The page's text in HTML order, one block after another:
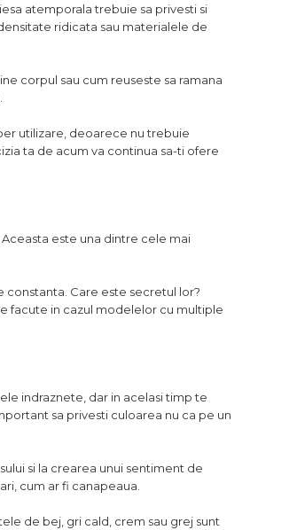
atemporala trebuie sa privesti si
ridicata sau materialele de
corpul sau cum reuseste sa ramana
utilizare, deoarece nu trebuie
ta de acum va continua sa-ti ofere
este una dintre cele mai
constanta. Care este secretul lor?
facute in cazul modelelor cu multiple
indraznete, dar in acelasi timp te
sa privesti culoarea nu ca pe un
si la crearea unui sentiment de
cum ar fi canapeaua.
de bej, gri cald, crem sau grej sunt